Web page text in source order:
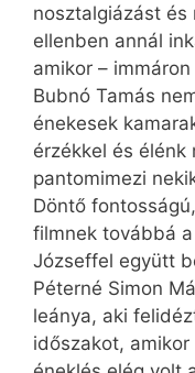
nosztalgiázást
ellenben annál
amikor –
Bubnó Tamás
énekesek
érzékkel és élénk
pantomimezi
Döntő
filmnek továbbá
Józseffel együtt
Péterné Simon
leánya, aki
időszakot,